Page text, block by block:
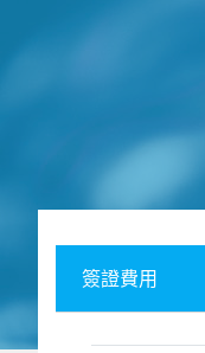
簽證費用